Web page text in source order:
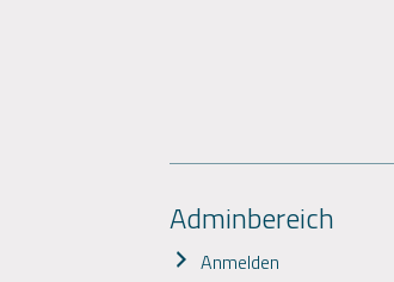
Adminbereich
Anmelden